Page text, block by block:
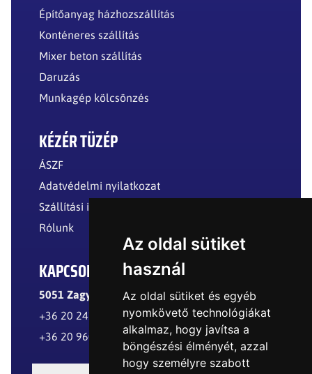
Az oldal sütiket
használ
Az oldal sütiket és egyéb
nyomkövető technológiákat
alkalmaz, hogy javítsa a
böngészési élményét, azzal
hogy személyre szabott
Építőanyag házhozszállítás
Konténeres szállítás
Mixer beton szállítás
Daruzás
Munkagép kölcsönzés
KÉZÉR TÜZÉP
ÁSZF
Adatvédelmi nyilatkozat
Szállítási információk
Rólunk
KAPCSOLAT
5051 Zagyvarékas, Külterület
+36 20 241 8299
+36 20 960 8977